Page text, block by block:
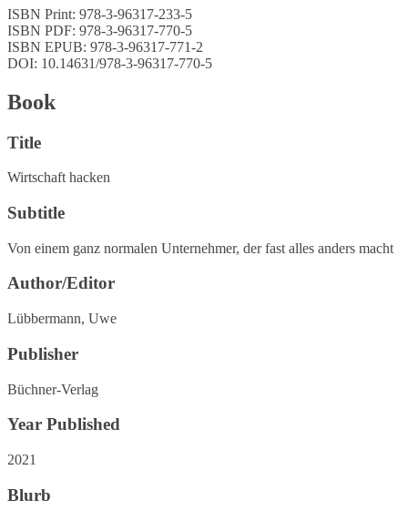
ISBN Print: 978-3-96317-233-5
ISBN PDF: 978-3-96317-770-5
ISBN EPUB: 978-3-96317-771-2
DOI: 10.14631/978-3-96317-770-5
Book
Title
Wirtschaft hacken
Subtitle
Von einem ganz normalen Unternehmer, der fast alles anders macht
Author/Editor
Lübbermann, Uwe
Publisher
Büchner-Verlag
Year Published
2021
Blurb